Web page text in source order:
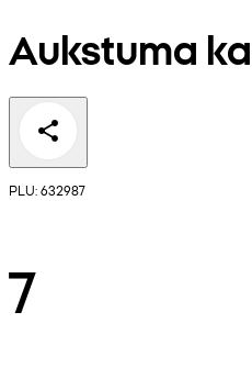
Aukstuma
PLU: 632987
7